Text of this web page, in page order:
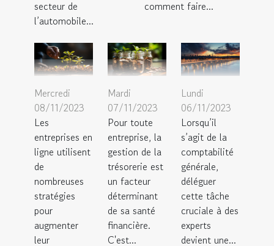
secteur de
l’automobile...
comment faire...
Mercredi
08/11/2023
Les
entreprises en
ligne utilisent
de
nombreuses
stratégies
pour
augmenter
leur
Mardi
07/11/2023
Pour toute
entreprise, la
gestion de la
trésorerie est
un facteur
déterminant
de sa santé
financière.
C'est...
Lundi
06/11/2023
Lorsqu’il
s’agit de la
comptabilité
générale,
déléguer
cette tâche
cruciale à des
experts
devient une...